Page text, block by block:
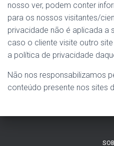
nosso ver, podem conter
para os nossos visitantes/
privacidade não é aplicada a
caso o cliente visite outro
a política de privacidade
Não nos responsabilizamos
conteúdo presente nos sites